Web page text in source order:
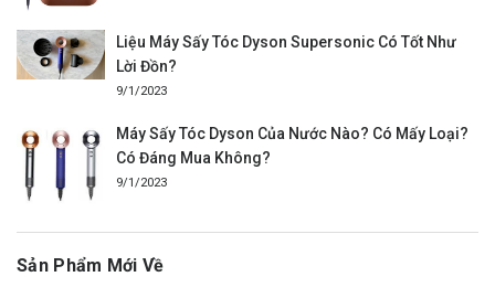
Liệu Máy Sấy Tóc Dyson Supersonic Có Tốt Như
Lời Đồn?
9/1/2023
Máy Sấy Tóc Dyson Của Nước Nào? Có Mấy Loại?
Có Đáng Mua Không?
9/1/2023
Sản Phẩm Mới Về